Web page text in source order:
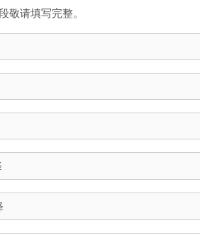
敬请填写完整。